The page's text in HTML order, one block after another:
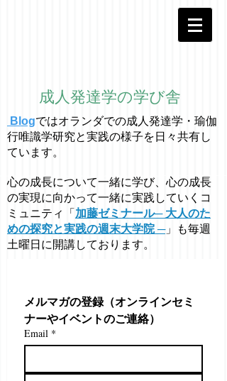
成人発達学の学び舎
Blogではオラ ンダでの成人発達学・ 瑜伽
行唯識学研究と実践の様子を日々共有し
ています。
心の成長について一緒に学び、心の成長
の実現に向かって一緒に実践していくコ
ミュニティ「 加藤ゼミナール─ 大人のた
めの探究と実践の週末大学院 ─」も毎週
土曜日に開講しております。
メルマガの登録（オンラインセミ
ナーやイベントのご連絡）
Email *